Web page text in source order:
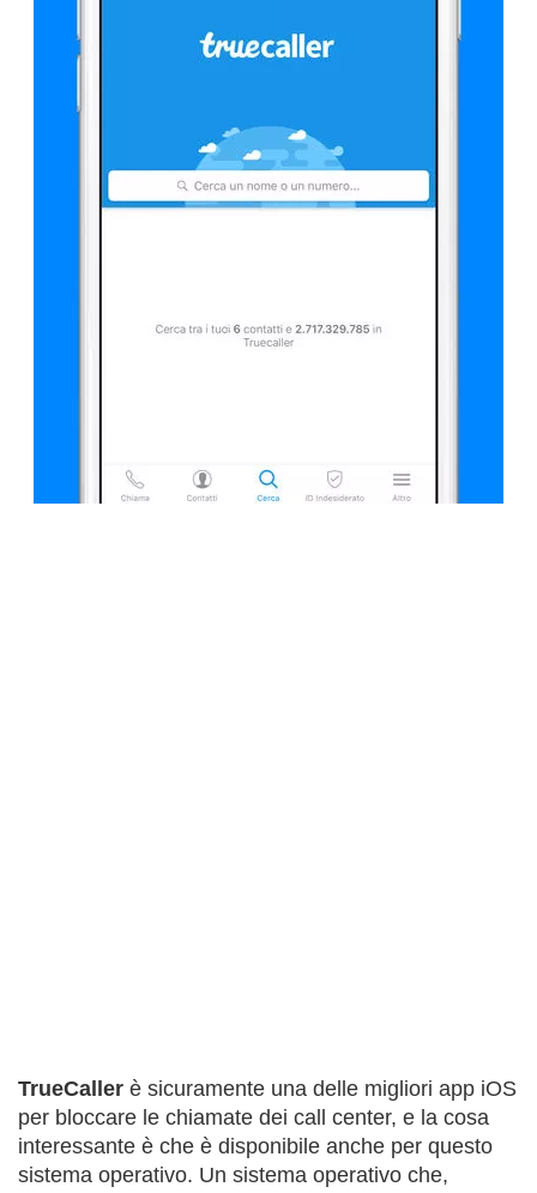
TrueCaller è sicuramente una delle migliori app iOS
per bloccare le chiamate dei call center, e la cosa
interessante è che è disponibile anche per questo
sistema operativo. Un sistema operativo che,